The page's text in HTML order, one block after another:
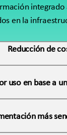
en la
Reducción de
uso en base a
más